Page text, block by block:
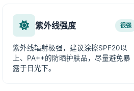
紫外线强度 很强
紫外线辐射极强，建议涂擦SPF20以
上、PA++的防晒护肤品，尽量避免暴
露于日光下。